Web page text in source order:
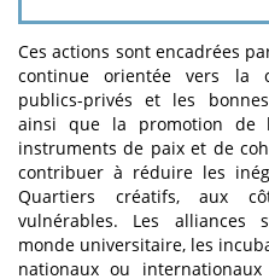
Ces actions sont encadrées
continue orientée vers la
publics-privés et les
ainsi que la promotion de
instruments de paix et de
contribuer à réduire les
Quartiers créatifs, aux
vulnérables. Les alliances
monde universitaire, les
nationaux ou